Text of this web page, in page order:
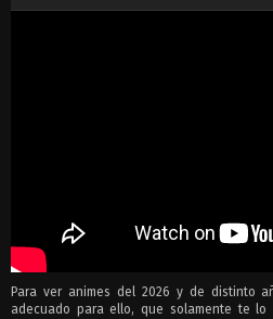
Para ver animes del 2026 y de distinto
adecuado para ello, que solamente te